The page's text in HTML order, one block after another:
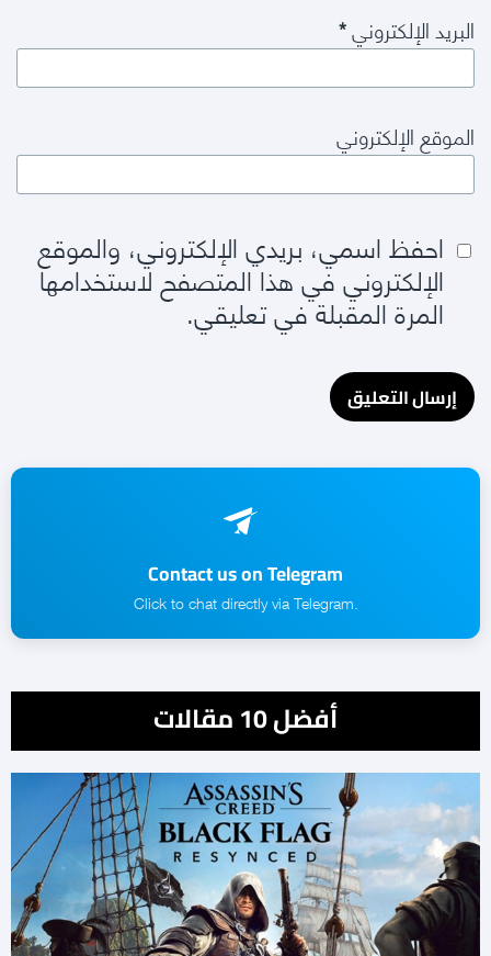
البريد الإلكتروني*
الموقع الإلكتروني
احفظ اسمي، بريدي الإلكتروني، والموقع
الإلكتروني في هذا المتصفح لاستخدامها
المرة المقبلة في تعليقي.
Contact us on Telegram
.Click to chat directly via Telegram
أفضل 10 مقالات